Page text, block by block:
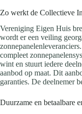
Zo werkt de Collectieve
Vereniging Eigen Huis
wordt er een veiling
compleet
wint en stuurt iedere
aanbod op maat. Dit
garanties. De deelnemer
Duurzame en betaalbare